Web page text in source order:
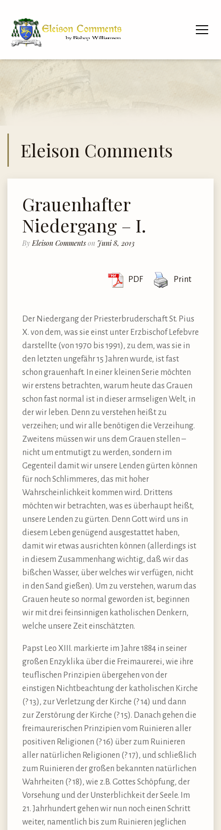
Eleison Comments
Grauenhafter
Niedergang – I.
By Eleison Comments on Juni 8, 2013
PDF Print
Der Niedergang der Priesterbruderschaft St. Pius
X. von dem, was sie einst unter Erzbischof Lefebvre
darstellte (von 1970 bis 1991), zu dem, was sie in
den letzten ungefähr 15 Jahren wurde, ist fast
schon grauenhaft. In einer kleinen Serie möchten
wir erstens betrachten, warum heute das Grauen
schon fast normal ist in dieser armseligen Welt, in
der wir leben. Denn zu verstehen heißt zu
verzeihen; und wir alle benötigen die Verzeihung.
Zweitens müssen wir uns dem Grauen stellen –
nicht um entmutigt zu werden, sondern im
Gegenteil damit wir unsere Lenden gürten können
für noch Schlimmeres, das mit hoher
Wahrscheinlichkeit kommen wird. Drittens
möchten wir betrachten, was es überhaupt heißt,
unsere Lenden zu gürten. Denn Gott wird uns in
diesem Leben genügend ausgestattet haben,
damit wir etwas ausrichten können (allerdings ist
in diesem Zusammenhang wichtig, daß wir das
bißchen Wasser, über welches wir verfügen, nicht
in den Sand gießen). Um zu verstehen, warum das
Grauen heute so normal geworden ist, beginnen
wir mit drei feinsinnigen katholischen Denkern,
welche unsere Zeit einschätzten.
Papst Leo XIII. markierte im Jahre 1884 in seiner
großen Enzyklika über die Freimaurerei, wie ihre
teuflischen Prinzipien übergehen von der
einstigen Nichtbeachtung der katholischen Kirche
(? 13), zur Verletzung der Kirche (? 14) und dann
zur Zerstörung der Kirche (? 15). Danach gehen die
freimaurerischen Prinzipien vom Ruinieren aller
positiven Religionen (? 16) über zum Ruinieren
aller natürlichen Religionen (? 17), und schließlich
zum Ruinieren der großen bekannten natürlichen
Wahrheiten (? 18), wie z.B. Gottes Schöpfung, der
Vorsehung und der Unsterblichkeit der Seele. Im
21. Jahrhundert gehen wir nun noch einen Schritt
weiter, namentlich bis zum Ruinieren jeglichen